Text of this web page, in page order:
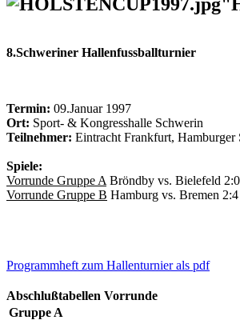
8.Schweriner Hallenfussballturnier
Termin: 09.Januar 1997
Ort: Sport- & Kongresshalle Schwerin
Teilnehmer: Eintracht Frankfurt,
Spiele:
Vorrunde Gruppe A Bröndby vs. Bielefeld
Vorrunde Gruppe B Hamburg vs. Bremen
Programmheft zum Hallenturnier als pdf
Abschlußtabellen Vorrunde
Gruppe A